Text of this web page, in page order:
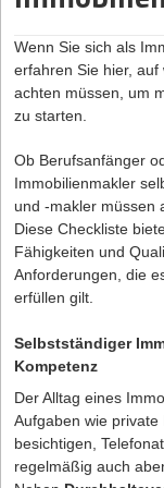
Markt testen
Konzept. Laden
dafür, sich bzw.
auszuprobieren.
Behördengänge
unabdingbar und
Tätigkeit.
In der folgenden
welche To do’s bei
als Foodtruck-
Gewerbeschein
(Gewerbeamt),
Steuerliche
Polizeiliches
unabdingbar ist.
Lehrplan. Ein
wahrscheinlich nur
möchten Ihre
Sie auch gute
durchaus ohne
wahrscheinlich
an Land, um
Übersetzer/in zu
2. Wählen Sie Ihre
Studieren Sie
Rahmen des
Fremdsprachen auf
sorgfältig aus, denn
bestimmte Sprachen
Wenn Sie sich als
erfahren Sie hier,
achten müssen, um
zu starten.
Ob Berufsanfänger
Immobilienmakler
und -makler müssen
Diese Checkliste
Fähigkeiten und
Anforderungen, die
erfüllen gilt.
Selbstständiger
Kompetenz
Der Alltag eines
Aufgaben wie
besichtigen,
regelmäßig auch